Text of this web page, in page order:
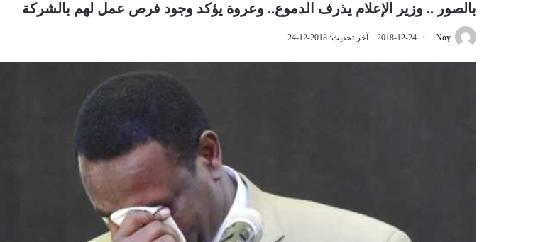
بالصور .. وزير الإعلام يذرف الدموع.. وعروة يؤكد وجود فرص عمل لهم بالشركة
Noy
2018-12-24 آخر تحديث: 2018-12-24